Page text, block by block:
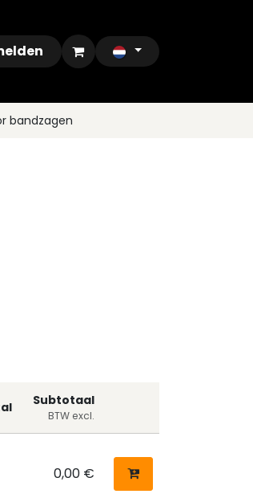
bandzagen
Subtotaal
BTW excl.
0,00 €